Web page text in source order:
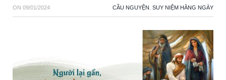
ON 09/01/2024 CẦU NGUYỆN SUY NIỆM HẰNG NGÀY